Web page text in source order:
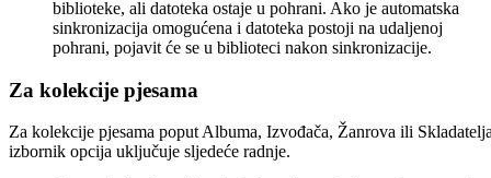
biblioteke, ali datoteka ostaje u pohrani. Ako je automatska
sinkronizacija omogućena i datoteka postoji na udaljenoj
pohrani, pojavit će se u biblioteci nakon sinkronizacije.
Za kolekcije pjesama
Za kolekcije pjesama poput Albuma, Izvođača, Žanrova ili
izbornik opcija uključuje sljedeće radnje.